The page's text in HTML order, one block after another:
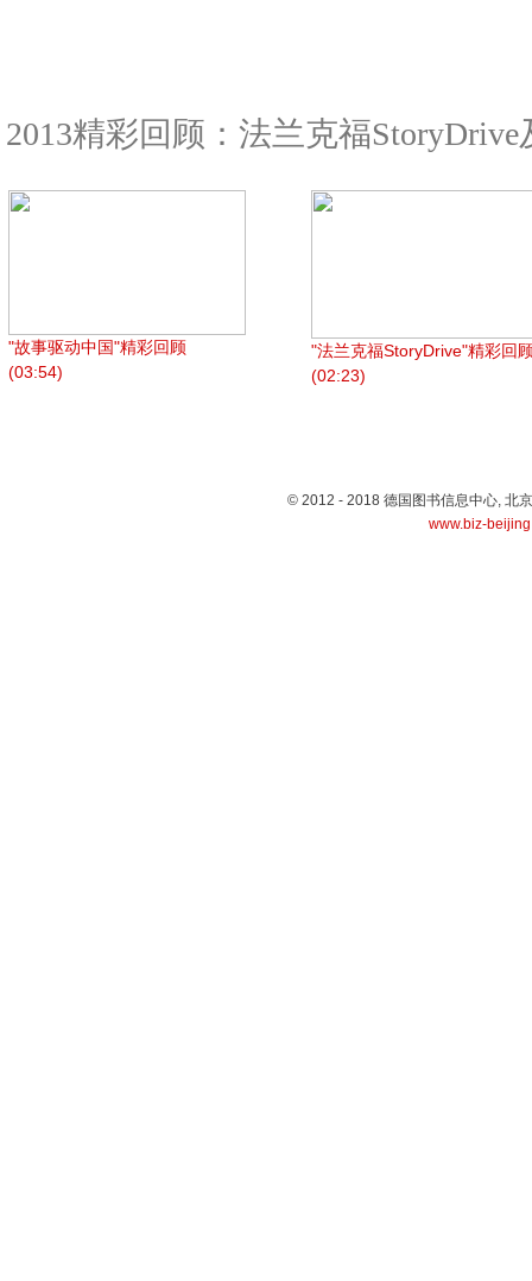
2013精彩回顾：法兰克福
"故事驱动中国"精彩回顾
(03:54)
"法兰克福StoryDrive"精彩回
(02:23)
© 2012 - 2018 德国图书信息中心, 北
www.biz-